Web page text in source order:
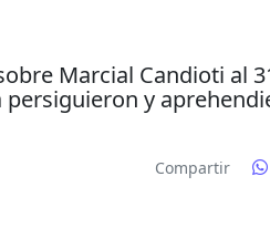
Marcial Candioti al
y
Compartir